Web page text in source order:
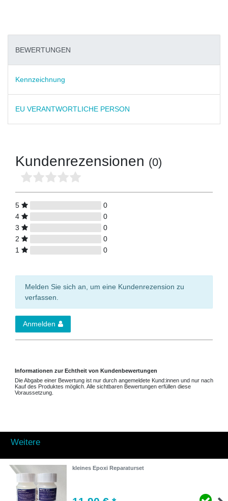
BEWERTUNGEN
Kennzeichnung
EU VERANTWORTLICHE PERSON
Kundenrezensionen (0)
5
0
4
0
3
0
2
0
1
0
Melden Sie sich an, um eine Kundenrezension zu
verfassen.
Anmelden
Informationen zur Echtheit von Kundenbewertungen
Die Abgabe einer Bewertung ist nur durch angemeldete Kund:innen und nur nach
Kauf des Produktes möglich. Alle sichtbaren Bewertungen erfüllen diese
Voraussetzung.
Weitere
kleines Epoxi Reparaturset